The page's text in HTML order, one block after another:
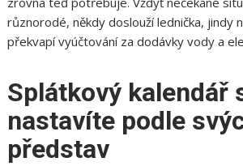
různorodé, někdy doslouží lednička, jindy
překvapí vyúčtování za dodávky vody a
Splátkový kalendář
nastavíte podle
představ